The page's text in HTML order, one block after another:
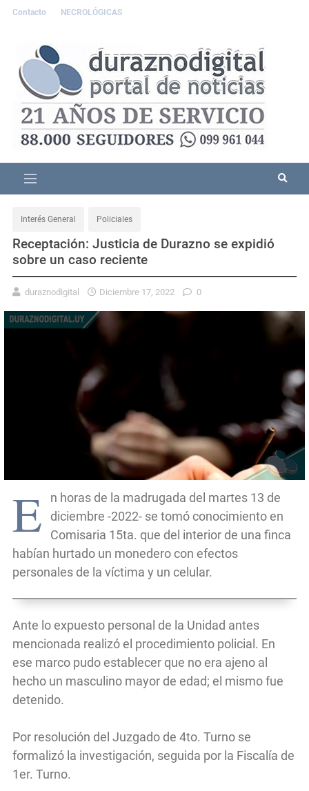
Contacto NECROLÓGICAS
Interés General Policiales
Receptación: Justicia de Durazno se expidió
sobre un caso reciente
duraznodigital Diciembre 17, 2022 0
E
n horas de la madrugada del martes 13 de
diciembre -2022- se tomó conocimiento en
Comisaria 15ta. que del interior de una finca
habían hurtado un monedero con efectos
personales de la víctima y un celular.
Ante lo expuesto personal de la Unidad antes
mencionada realizó el procedimiento policial. En
ese marco pudo establecer que no era ajeno al
hecho un masculino mayor de edad; el mismo fue
detenido.
Por resolución del Juzgado de 4to. Turno se
formalizó la investigación, seguida por la Fiscalía de
1er. Turno.